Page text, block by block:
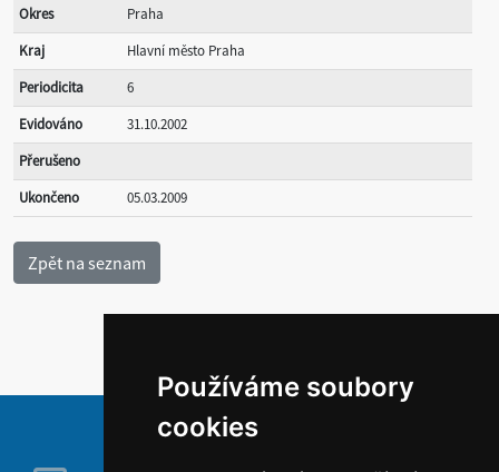
Používáme soubory
cookies
Okres
Praha
Kraj
Hlavní město Praha
Periodicita
6
Evidováno
31.10.2002
Přerušeno
Ukončeno
05.03.2009